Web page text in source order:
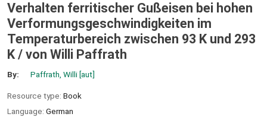
Verhalten ferritischer Gußeisen bei hohen
Verformungsgeschwindigkeiten im
Temperaturbereich zwischen 93 K und 293
K / von Willi Paffrath
By: Paffrath, Willi[aut]
Resource type: Book
Language: German